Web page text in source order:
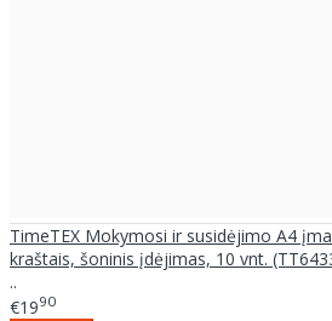
TimeTEX Mokymosi ir susidėjimo A4
kraštais, šoninis įdėjimas, 10 vnt.
..
€1990